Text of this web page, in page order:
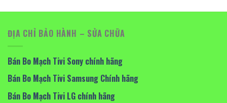
ĐỊA CHỈ BẢO HÀNH – SỬA CHỮA
Bán Bo Mạch Tivi Sony chính hãng
Bán Bo Mạch Tivi Samsung Chính hãng
Bán Bo Mạch Tivi LG chính hãng